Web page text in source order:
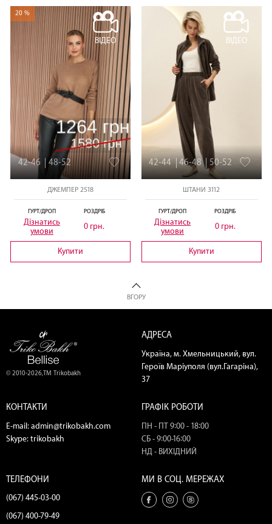
20 %
ВІДЕО
42-46 48-52
ДЖЕМПЕР 2518
ГУРТ/ДРОП
Дізнатись
умови
РОЗДРІБ
0 грн.
Купити
ВІДЕО
42-44 46-48 50-52
ШТАНИ 3112
ГУРТ/ДРОП
Дізнатись
умови
РОЗДРІБ
0 грн.
Купити
ВГОРУ
© 2010-2026,ТМ Trikobakh
АДРЕСА
Україна, м. Хмельницький, вул.
Героїв Маріуполя (вул.Гагаріна),
37
КОНТАКТИ
E-mail: admin@trikobakh.com
Skype: trikobakh
ГРАФІК РОБОТИ
ПН - ПТ 9:00 - 18:00
СБ - 9:00-16:00
НД - ВИХІДНИЙ
ТЕЛЕФОНИ
(067) 445-03-00
(067) 400-79-49
МИ В СОЦ. МЕРЕЖАХ